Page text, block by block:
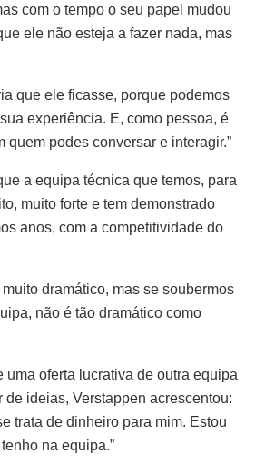
com o tempo o seu papel mudou
ele não esteja a fazer nada, mas
que ele ficasse, porque podemos
experiência. E, como pessoa, é
quem podes conversar e interagir.”
a equipa técnica que temos, para
muito forte e tem demonstrado
anos, com a competitividade do
dramático, mas se soubermos
não é tão dramático como
uma oferta lucrativa de outra equipa
de ideias, Verstappen acrescentou:
trata de dinheiro para mim. Estou
na equipa.”